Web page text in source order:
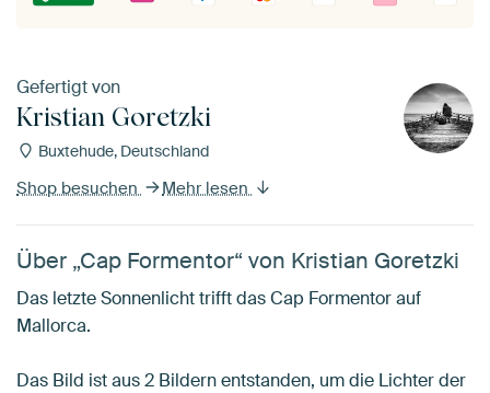
Gefertigt von
Kristian Goretzki
Buxtehude, Deutschland
Shop besuchen Mehr lesen
Über „Cap Formentor“ von Kristian Goretzki
Das letzte Sonnenlicht trifft das Cap Formentor auf
Mallorca.
Das Bild ist aus 2 Bildern entstanden, um die Lichter der